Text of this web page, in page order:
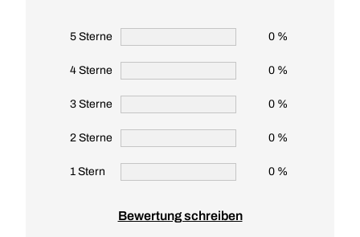
5 Sterne 0 %
4 Sterne 0 %
3 Sterne 0 %
2 Sterne 0 %
1 Stern 0 %
Bewertung schreiben